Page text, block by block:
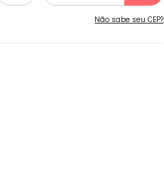
Não sabe seu CEP?